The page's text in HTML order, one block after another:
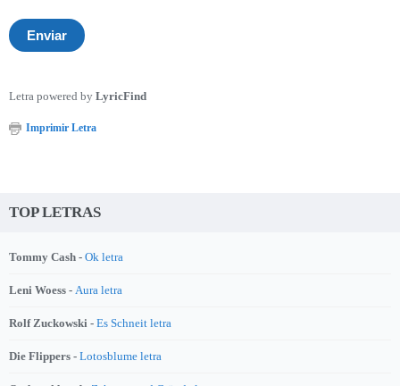
Letra powered by LyricFind
Imprimir Letra
TOP LETRAS
Tommy Cash - Ok letra
Leni Woess - Aura letra
Rolf Zuckowski - Es Schneit letra
Die Flippers - Lotosblume letra